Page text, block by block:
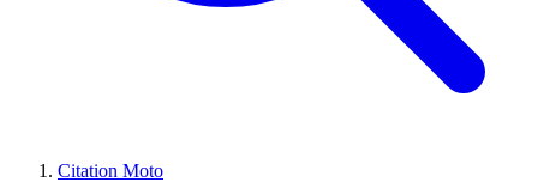
Citation Moto